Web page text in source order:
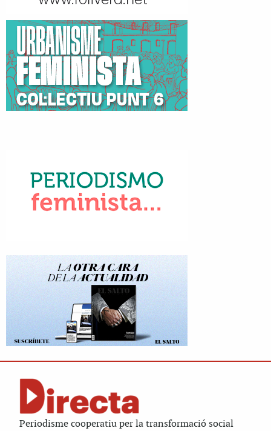
Periodisme cooperatiu per la transformació social